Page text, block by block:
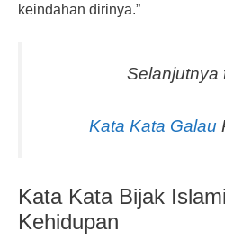
keindahan dirinya.”
Selanjutnya
Kata Kata Galau
Kata Kata Bijak
Kehidupan